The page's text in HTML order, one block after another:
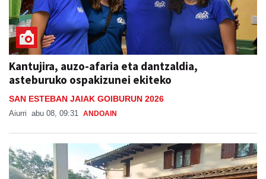
Kantujira, auzo-afaria eta dantzaldia,
asteburuko ospakizunei ekiteko
SAN ESTEBAN JAIAK GOIBURUN 2026
Aiurri abu 08, 09:31 ANDOAIN